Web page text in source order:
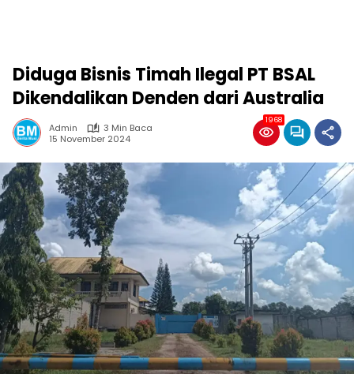
Diduga Bisnis Timah Ilegal PT BSAL
Dikendalikan Denden dari Australia
Admin
3 Min Baca
15 November 2024
1968